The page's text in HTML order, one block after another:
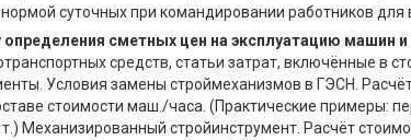
суточных при командировании работников для
сметных цен на эксплуатацию машин
средств, статьи затрат, включённые в
Условия замены строймеханизмов в ГЭСН.
стоимости маш./часа. (Практические примеры:
Механизированный стройинструмент. Расчёт